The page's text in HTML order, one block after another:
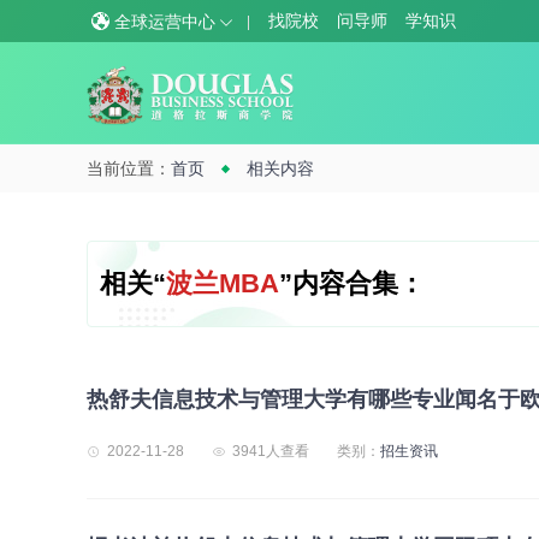
全球运营中心 找院校 问导师 学知识
当前位置： 首页 相关内容
相关“波兰MBA”内容合集：
热舒夫信息技术与管理大学有哪些专业闻名于
2022-11-28 3941人查看 类别： 招生资讯